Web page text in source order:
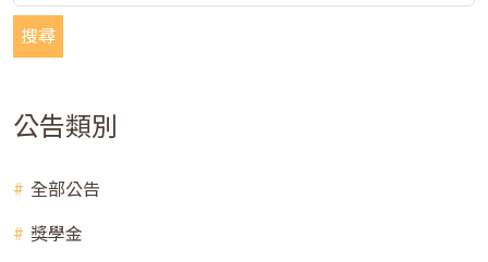
搜尋
公告類別
全部公告
獎學金